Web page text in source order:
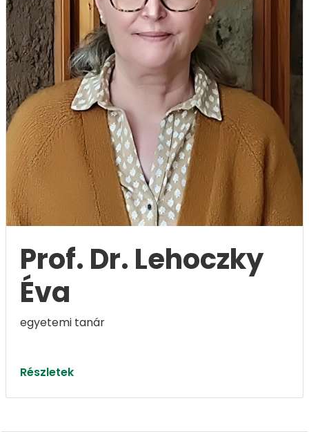
Prof. Dr. Lehoczky
Éva
egyetemi tanár
Részletek